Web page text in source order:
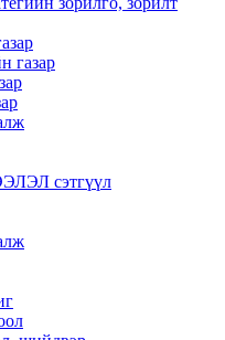
газар
сэтгүүл